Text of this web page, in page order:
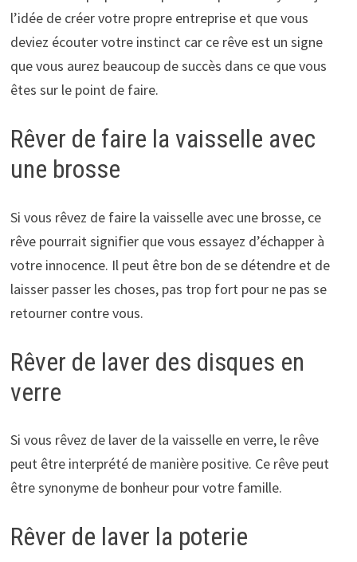
l’idée de créer votre propre entreprise et que vous
deviez écouter votre instinct car ce rêve est un signe
que vous aurez beaucoup de succès dans ce que vous
êtes sur le point de faire.
Rêver de faire la vaisselle avec
une brosse
Si vous rêvez de faire la vaisselle avec une brosse, ce
rêve pourrait signifier que vous essayez d’échapper à
votre innocence. Il peut être bon de se détendre et de
laisser passer les choses, pas trop fort pour ne pas se
retourner contre vous.
Rêver de laver des disques en
verre
Si vous rêvez de laver de la vaisselle en verre, le rêve
peut être interprété de manière positive. Ce rêve peut
être synonyme de bonheur pour votre famille.
Rêver de laver la poterie